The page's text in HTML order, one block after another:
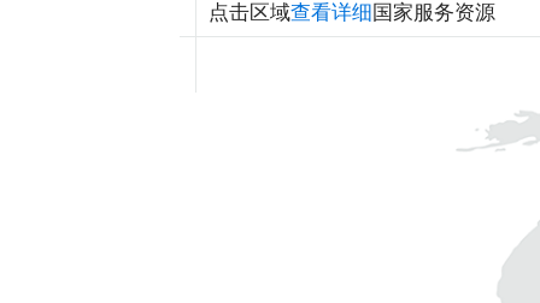
点击区域查看详细 国家服务资源